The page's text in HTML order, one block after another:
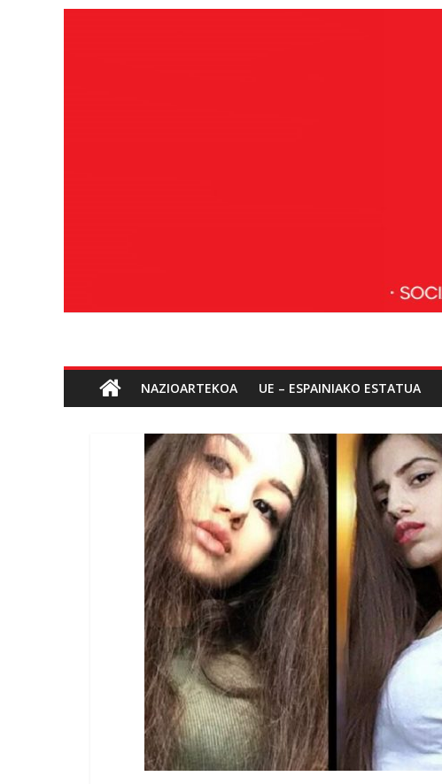
Sozialismoa
eta
Askatasuna
NAZIOARTEKOA UE – ESPAINIAKO ESTATUA